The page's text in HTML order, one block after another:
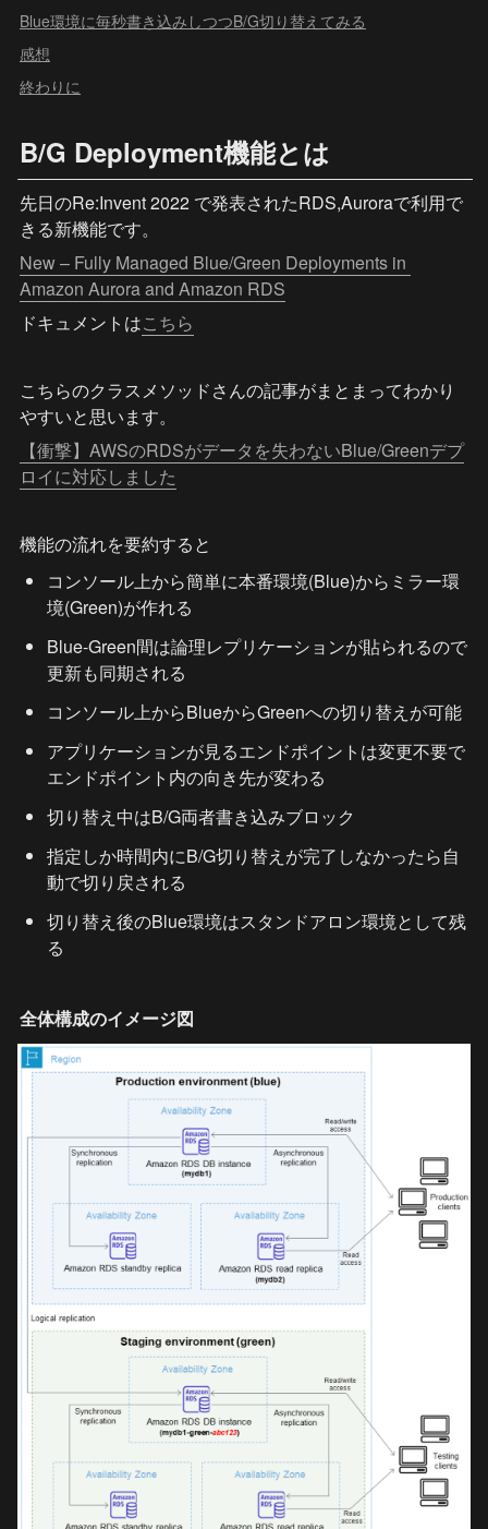
Blue環境に毎秒書き込みしつつB/G切り替えてみる
感想
終わりに
B/G Deployment機能とは
先日のRe:Invent 2022 で発表されたRDS,Auroraで利用で
きる新機能です。
New – Fully Managed Blue/Green Deployments in
Amazon Aurora and Amazon RDS
ドキュメントはこちら
こちらのクラスメソッドさんの記事がまとまってわかり
やすいと思います。
【衝撃】AWSのRDSがデータを失わないBlue/Greenデプ
ロイに対応しました
機能の流れを要約すると
コンソール上から簡単に本番環境(Blue)からミラー環
境(Green)が作れる
Blue-Green間は論理レプリケーションが貼られるので
更新も同期される
コンソール上からBlueからGreenへの切り替えが可能
アプリケーションが見るエンドポイントは変更不要で
エンドポイント内の向き先が変わる
切り替え中はB/G両者書き込みブロック
指定しか時間内にB/G切り替えが完了しなかったら自
動で切り戻される
切り替え後のBlue環境はスタンドアロン環境として残
る
全体構成のイメージ図